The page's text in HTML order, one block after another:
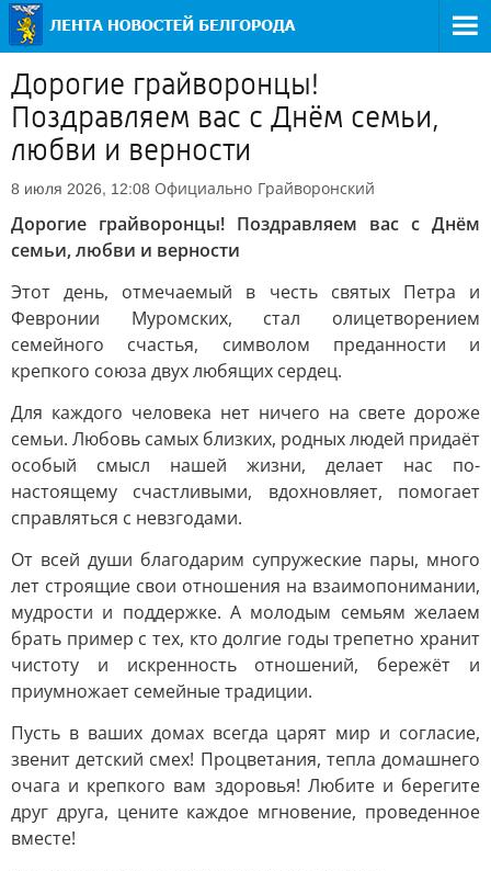
Дорогие грайворонцы!
Поздравляем вас с Днём семьи,
любви и верности
8 июля 2026, 12:08 Официально Грайворонский
Дорогие грайворонцы! Поздравляем вас с Днём
семьи, любви и верности
Этот день, отмечаемый в честь святых Петра и
Февронии Муромских, стал олицетворением
семейного счастья, символом преданности и
крепкого союза двух любящих сердец.
Для каждого человека нет ничего на свете дороже
семьи. Любовь самых близких, родных людей придаёт
особый смысл нашей жизни, делает нас по-
настоящему счастливыми, вдохновляет, помогает
справляться с невзгодами.
От всей души благодарим супружеские пары, много
лет строящие свои отношения на взаимопонимании,
мудрости и поддержке. А молодым семьям желаем
брать пример с тех, кто долгие годы трепетно хранит
чистоту и искренность отношений, бережёт и
приумножает семейные традиции.
Пусть в ваших домах всегда царят мир и согласие,
звенит детский смех! Процветания, тепла домашнего
очага и крепкого вам здоровья! Любите и берегите
друг друга, цените каждое мгновение, проведенное
вместе!